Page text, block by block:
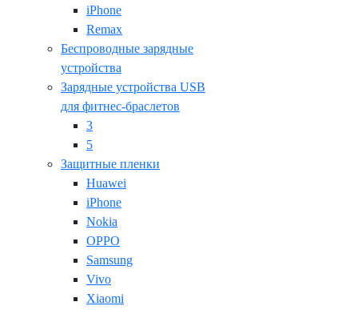
iPhone
Remax
Беспроводные зарядные
устройства
Зарядные устройства USB
для фитнес-браслетов
3
5
Защитные пленки
Huawei
iPhone
Nokia
OPPO
Samsung
Vivo
Xiaomi